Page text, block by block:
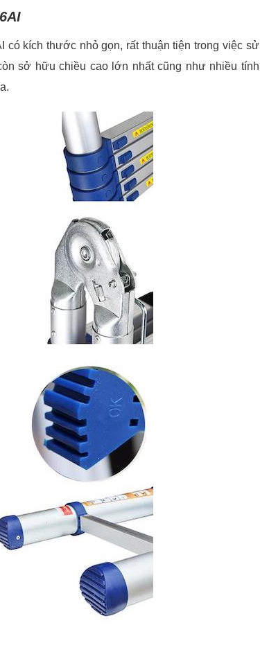
có kích thước nhỏ gọn, rất thuận tiện trong việc sử
sở hữu chiều cao lớn nhất cũng như nhiều tính